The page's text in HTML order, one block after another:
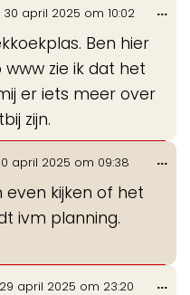
30 april 2025 om 10:02
Ben hier
zie ik dat het
er iets meer over
zijn.
...
april 2025 om 09:38
even kijken of het
ivm planning.
...
29 april 2025 om 23:20 ...